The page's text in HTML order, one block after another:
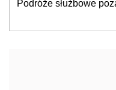
Podróże służbowe